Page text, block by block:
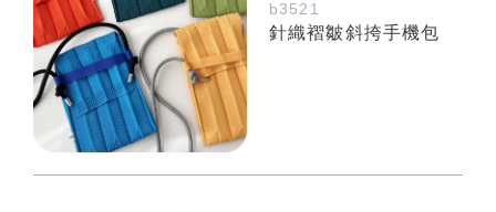
b3521
針織褶皺斜挎手機包